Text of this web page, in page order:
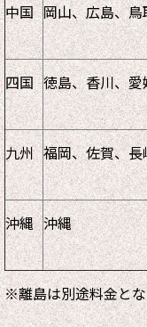
中国 岡山、広島、
四国 徳島、香川、愛
九州 福岡、佐賀、
沖縄 沖縄
※離島は別途料金と